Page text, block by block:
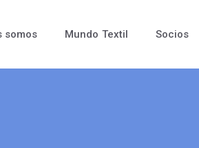
somos Mundo Textil Socios